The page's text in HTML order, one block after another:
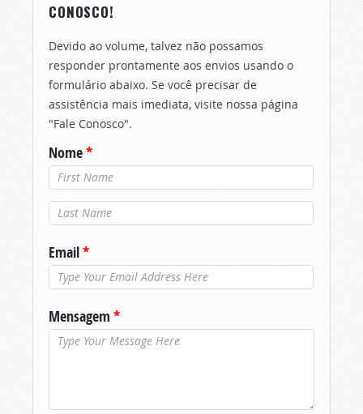
CONOSCO!
Devido ao volume, talvez não possamos
responder prontamente aos envios usando o
formulário abaixo. Se você precisar de
assistência mais imediata, visite nossa página
"Fale Conosco".
Nome*
Último nome
*
Email*
Mensagem *